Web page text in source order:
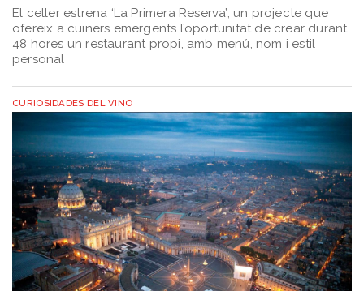
El celler estrena ‘La Primera Reserva’, un projecte que
ofereix a cuiners emergents l’oportunitat de crear durant
48 hores un restaurant propi, amb menú, nom i estil
personal
CURIOSIDADES DEL VINO